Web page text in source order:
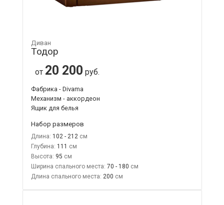
Диван
Тодор
от 20 200 руб.
Фабрика - Divama
Механизм - аккордеон
Ящик для белья
Набор размеров
Длина: 102 - 212
Глубина: 111
Высота: 95
Ширина спального места: 70 - 180
Длина спального места: 200